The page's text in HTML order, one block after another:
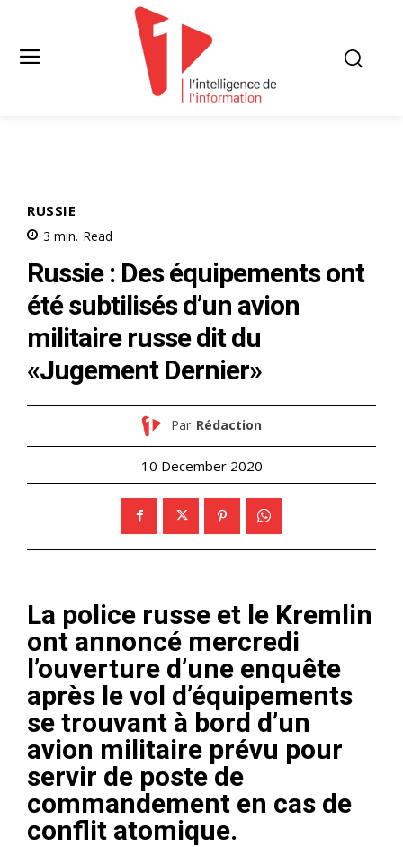
RUSSIE
3 min. Read
Russie : Des équipements ont
été subtilisés d’un avion
militaire russe dit du
«Jugement Dernier»
Par Rédaction
10 December 2020
La police russe et le Kremlin
ont annoncé mercredi
l’ouverture d’une enquête
après le vol d’équipements
se trouvant à bord d’un
avion militaire prévu pour
servir de poste de
commandement en cas de
conflit atomique.